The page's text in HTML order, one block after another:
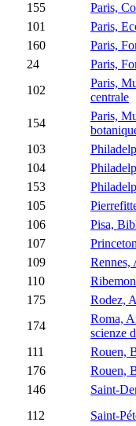
155
Paris,
101
Paris,
160
Paris,
24
Paris,
102
Paris,
centrale
154
Paris,
103
104
153
105
106
Pisa,
107
109
Rennes,
110
175
Rodez,
174
Roma,
scienze
111
Rouen,
176
Rouen,
146
Saint-
112
Saint-